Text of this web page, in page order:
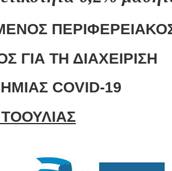
ΓΙΑ ΤΗ ΔΙΑΧΕΙΡΙΣΗ
COVID-19